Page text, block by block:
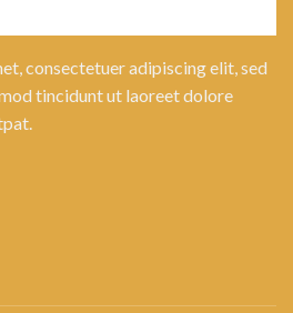
consectetuer adipiscing elit, sed
tincidunt ut laoreet dolore